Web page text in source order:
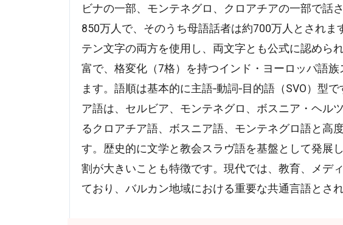
ビナの一部、モンテネグロ、クロアチアの一部で話
850万人で、そのうち母語話者は約700万人とされま
テン文字の両方を使用し、両文字とも公式に認めら
富で、格変化（7格）を持つインド・ヨーロッパ語
ます。語順は基本的に主語‐動詞‐目的語（SVO）型
ア語は、セルビア、モンテネグロ、ボスニア・ヘル
るクロアチア語、ボスニア語、モンテネグロ語と高
す。歴史的に文学と教会スラヴ語を基盤として発展
割が大きいことも特徴です。現代では、教育、メデ
ており、バルカン地域における重要な共通言語とされ